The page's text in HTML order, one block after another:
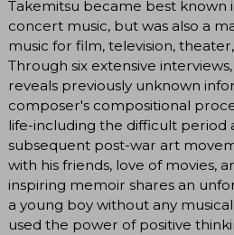
Takemitsu became best known
concert music, but was also a
music for film, television,
Through six extensive
reveals previously unknown
composer's compositional
life-including the difficult period
subsequent post-war art
with his friends, love of movies,
inspiring memoir shares an
a young boy without any
used the power of positive